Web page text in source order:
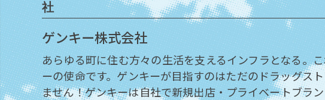
社
ゲンキー株式会社
あらゆる町に住む方々の生活を支えるインフラとなる。
ーの使命です。ゲンキーが目指すのはただのドラッグス
ません！ゲンキーは自社で新規出店・プライベートブラ